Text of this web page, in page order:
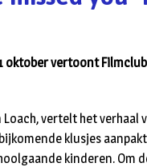
oktober vertoont
vertelt het
klusjes
kinderen. Om